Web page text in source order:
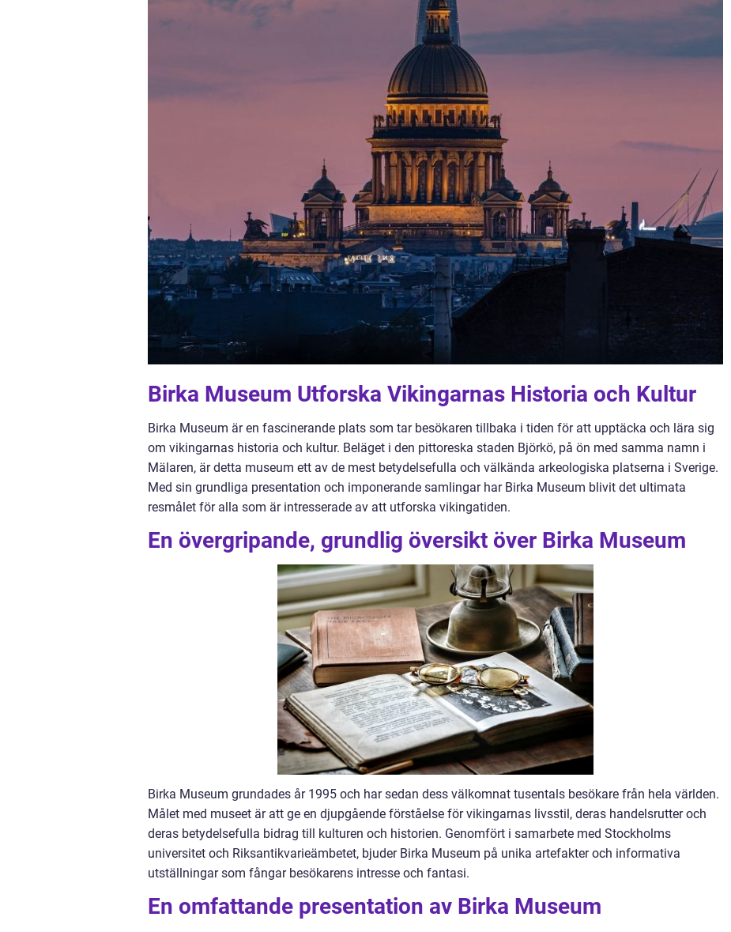
Birka Museum Utforska Vikingarnas Historia och Kultur
Birka Museum är en fascinerande plats som tar besökaren tillbaka i tiden för att upptäcka och lära sig
om vikingarnas historia och kultur. Beläget i den pittoreska staden Björkö, på ön med samma namn i
Mälaren, är detta museum ett av de mest betydelsefulla och välkända arkeologiska platserna i Sverige.
Med sin grundliga presentation och imponerande samlingar har Birka Museum blivit det ultimata
resmålet för alla som är intresserade av att utforska vikingatiden.
En övergripande, grundlig översikt över Birka Museum
Birka Museum grundades år 1995 och har sedan dess välkomnat tusentals besökare från hela världen.
Målet med museet är att ge en djupgående förståelse för vikingarnas livsstil, deras handelsrutter och
deras betydelsefulla bidrag till kulturen och historien. Genomfört i samarbete med Stockholms
universitet och Riksantikvarieämbetet, bjuder Birka Museum på unika artefakter och informativa
utställningar som fångar besökarens intresse och fantasi.
En omfattande presentation av Birka Museum